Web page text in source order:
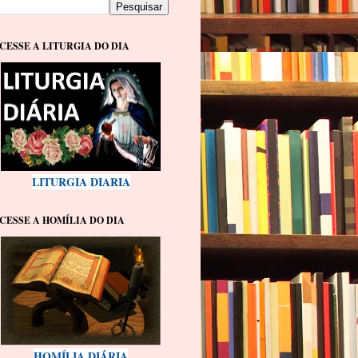
A LITURGIA DO DIA
LITURGIA DIARIA
A HOMÍLIA DO DIA